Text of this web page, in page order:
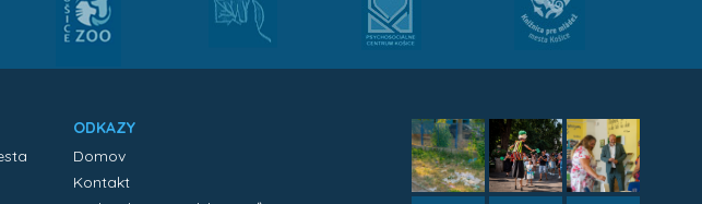
ODKAZY
Domov
Kontakt